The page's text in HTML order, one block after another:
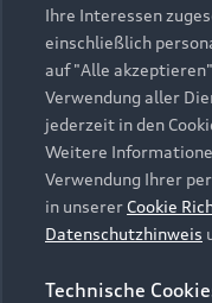
Elektromodelle
Plug-in-Hybride
Gebrauchtwagen
Finanzierung
Aktionen & Angebote
Geschäftskunden
Saisonale Angebote
Audi Services
Garantie
Audi digital services
myAudi
Support
Kundenservice
Händlersuche
Audi Code
Über Audi
Unternehmen
Karriere
Investor Relations
Ihre Interessen
einschließlich
auf "Alle
Verwendung aller
jederzeit in den
Weitere
Verwendung Ihrer
in unserer Cookie
Datenschutzhinweis
Technische